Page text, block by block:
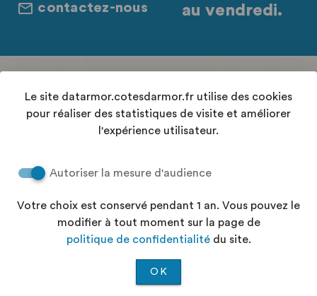
contactez-nous
au vendredi.
Conditions Générales d'Utilisation
Aide
Politique de confidentialité
Plan du site
Le site datarmor.cotesdarmor.fr utilise des cookies
pour réaliser des statistiques de visite et améliorer
l'expérience utilisateur.
Autoriser la mesure d'audience
Votre choix est conservé pendant 1 an. Vous pouvez le
modifier à tout moment sur la page de
politique de confidentialitédu site.
OK